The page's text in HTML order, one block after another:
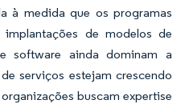
à medida que os programas
de modelos de
software ainda dominam a
serviços estejam crescendo
buscam expertise